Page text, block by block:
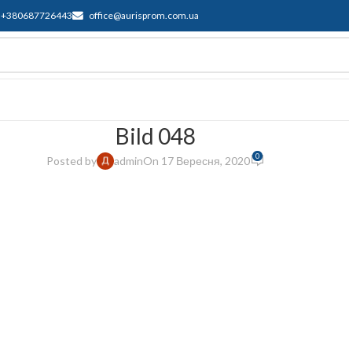
+380687726443 office@aurisprom.com.ua
Bild 048
Posted by adminOn 17 Вересня, 2020 0